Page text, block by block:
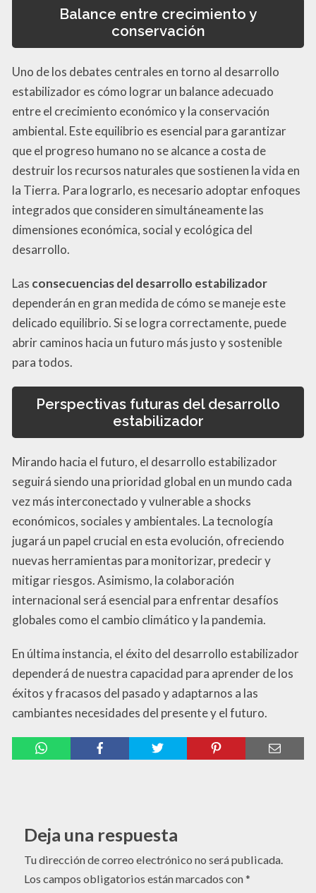
Balance entre crecimiento y
conservación
Uno de los debates centrales en torno al desarrollo
estabilizador es cómo lograr un balance adecuado
entre el crecimiento económico y la conservación
ambiental. Este equilibrio es esencial para garantizar
que el progreso humano no se alcance a costa de
destruir los recursos naturales que sostienen la vida en
la Tierra. Para lograrlo, es necesario adoptar enfoques
integrados que consideren simultáneamente las
dimensiones económica, social y ecológica del
desarrollo.
Las consecuencias del desarrollo estabilizador
dependerán en gran medida de cómo se maneje este
delicado equilibrio. Si se logra correctamente, puede
abrir caminos hacia un futuro más justo y sostenible
para todos.
Perspectivas futuras del desarrollo
estabilizador
Mirando hacia el futuro, el desarrollo estabilizador
seguirá siendo una prioridad global en un mundo cada
vez más interconectado y vulnerable a shocks
económicos, sociales y ambientales. La tecnología
jugará un papel crucial en esta evolución, ofreciendo
nuevas herramientas para monitorizar, predecir y
mitigar riesgos. Asimismo, la colaboración
internacional será esencial para enfrentar desafíos
globales como el cambio climático y la pandemia.
En última instancia, el éxito del desarrollo estabilizador
dependerá de nuestra capacidad para aprender de los
éxitos y fracasos del pasado y adaptarnos a las
cambiantes necesidades del presente y el futuro.
Deja una respuesta
Tu dirección de correo electrónico no será publicada.
Los campos obligatorios están marcados con*